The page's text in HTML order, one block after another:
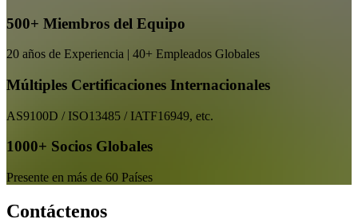
500+ Miembros del Equipo
20 años de Experiencia | 40+ Empleados Globales
Múltiples Certificaciones Internacionales
AS9100D / ISO13485 / IATF16949, etc.
1000+ Socios Globales
Presente en más de 60 Países
Contáctenos